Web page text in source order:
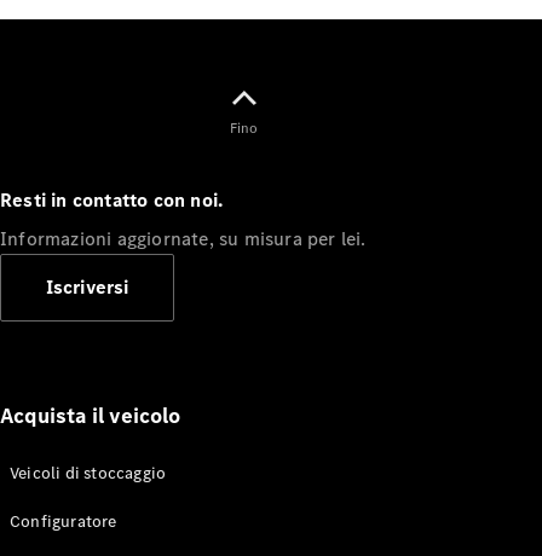
clienti
Soluzioni di
mobilità
Controllo
originali
l’assistenza
Soluzioni di
Fino
Resti in contatto con noi.
Informazioni aggiornate, su misura per lei.
Iscriversi
Acquista il veicolo
Veicoli di stoccaggio
Configuratore